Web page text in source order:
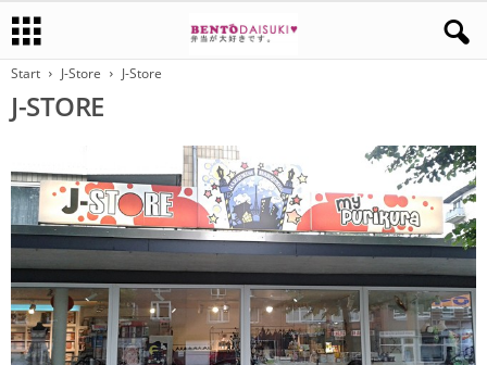
Start J-Store J-Store
J-STORE